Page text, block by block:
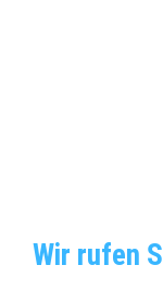
Wir rufen